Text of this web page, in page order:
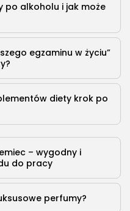
po alkoholu i jak może
egzaminu w życiu”
diety krok po
– wygodny i
do pracy
perfumy?